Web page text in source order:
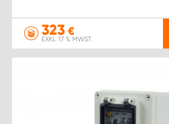
323 €
EXKL. 17 % MWST.